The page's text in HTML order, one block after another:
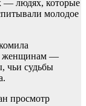
— людях, которые
молодое
женщинам —
чьи судьбы
просмотр